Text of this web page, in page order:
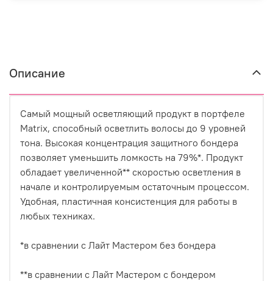
Описание
Cамый мощный осветляющий продукт в портфеле
Matrix, способный осветлить волосы до 9 уровней
тона. Высокая концентрация защитного бондера
позволяет уменьшить ломкость на 79%*. Продукт
обладает увеличенной** скоростью осветления в
начале и контролируемым остаточным процессом.
Удобная, пластичная консистенция для работы в
любых техниках.
*в сравнении с Лайт Мастером без бондера
**в сравнении с Лайт Мастером с бондером